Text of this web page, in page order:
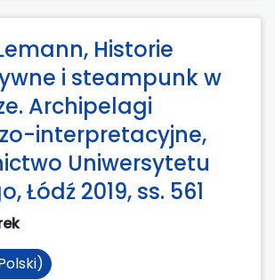
Historie
i steampunk w
Archipelagi
interpretacyjne,
Uniwersytetu
Łódź 2019, ss. 561